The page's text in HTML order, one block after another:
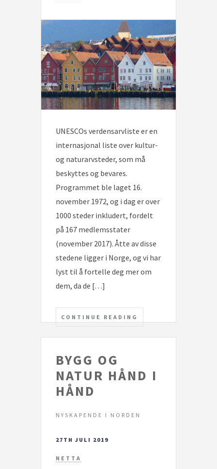
UNESCOs verdensarvliste er en
internasjonal liste over kultur-
og naturarvsteder, som må
beskyttes og bevares.
Programmet ble laget 16.
november 1972, og i dag er over
1000 steder inkludert, fordelt
på 167 medlemsstater
(november 2017). Åtte av disse
stedene ligger i Norge, og vi har
lyst til å fortelle deg mer om
dem, da de […]
CONTINUE READING
BYGG OG
NATUR HÅND I
HÅND
NYSKAPENDE I NORDEN
27TH JULI 2019
NETTA